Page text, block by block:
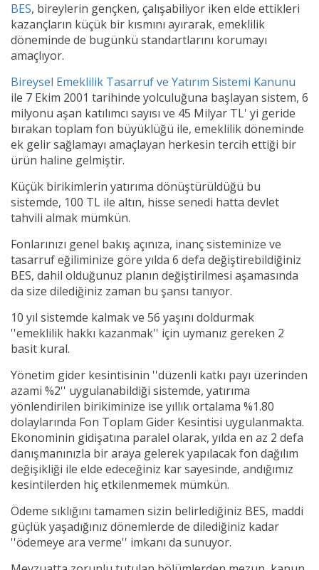
BES, bireylerin gençken, çalışabiliyor iken elde ettikleri
kazançların küçük bir kısmını ayırarak, emeklilik
döneminde de bugünkü standartlarını korumayı
amaçlıyor.
Bireysel Emeklilik Tasarruf ve Yatırım Sistemi Kanunu
ile 7 Ekim 2001 tarihinde yolculuğuna başlayan sistem, 6
milyonu aşan katılımcı sayısı ve 45 Milyar TL' yi geride
bırakan toplam fon büyüklüğü ile, emeklilik döneminde
ek gelir sağlamayı amaçlayan herkesin tercih ettiği bir
ürün haline gelmiştir.
Küçük birikimlerin yatırıma dönüştürüldüğü bu
sistemde, 100 TL ile altın, hisse senedi hatta devlet
tahvili almak mümkün.
Fonlarınızı genel bakış açınıza, inanç sisteminize ve
tasarruf eğiliminize göre yılda 6 defa değiştirebildiğiniz
BES, dahil olduğunuz planın değiştirilmesi aşamasında
da size dilediğiniz zaman bu şansı tanıyor.
10 yıl sistemde kalmak ve 56 yaşını doldurmak
''emeklilik hakkı kazanmak'' için uymanız gereken 2
basit kural.
Yönetim gider kesintisinin ''düzenli katkı payı üzerinden
azami %2'' uygulanabildiği sistemde, yatırıma
yönlendirilen birikiminize ise yıllık ortalama %1.80
dolaylarında Fon Toplam Gider Kesintisi uygulanmakta.
Ekonominin gidişatına paralel olarak, yılda en az 2 defa
danışmanınızla bir araya gelerek yapılacak fon dağılım
değişikliği ile elde edeceğiniz kar sayesinde, andığımız
kesintilerden hiç etkilenmemek mümkün.
Ödeme sıklığını tamamen sizin belirlediğiniz BES, maddi
güçlük yaşadığınız dönemlerde de dilediğiniz kadar
''ödemeye ara verme'' imkanı da sunuyor.